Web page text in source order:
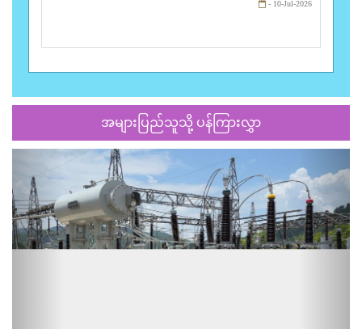
- 10-Jul-2026
အများပြည်သူသို့ ပန်ကြားလွှာ
Previous